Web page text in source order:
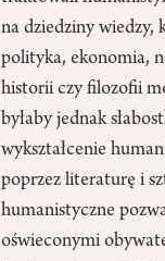
na dziedziny wiedzy,
polityka, ekonomia,
historii czy filozofii
byłaby jednak
wykształcenie
poprzez literaturę i
humanistyczne
oświeconymi